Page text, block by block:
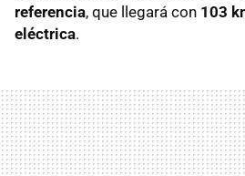
referencia, que llegará con 103
eléctrica.